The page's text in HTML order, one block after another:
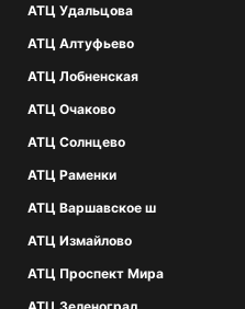
АТЦ Удальцова
АТЦ Алтуфьево
АТЦ Лобненская
АТЦ Очаково
АТЦ Солнцево
АТЦ Раменки
АТЦ Варшавское ш
АТЦ Измайлово
АТЦ Проспект Мира